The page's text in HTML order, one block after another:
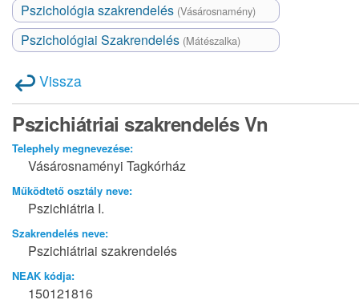
Pszichológia szakrendelés (Vásárosnamény)
Pszichológiai Szakrendelés (Mátészalka)
Vissza
Pszichiátriai szakrendelés Vn
Telephely megnevezése:
Vásárosnaményi Tagkórház
Működtető osztály neve:
Pszichiátria I.
Szakrendelés neve:
Pszichiátriai szakrendelés
NEAK kódja:
150121816